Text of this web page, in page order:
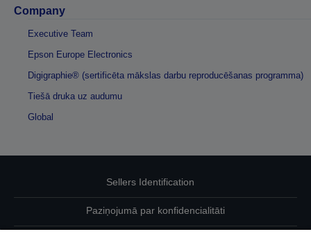
Company
Executive Team
Epson Europe Electronics
Digigraphie® (sertificēta mākslas darbu reproducēšanas programma)
Tiešā druka uz audumu
Global
Sellers Identification
Paziņojumā par konfidencialitāti